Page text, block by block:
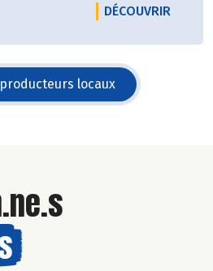
du lait notamment battu et
DÉCOUVRIR
locaux